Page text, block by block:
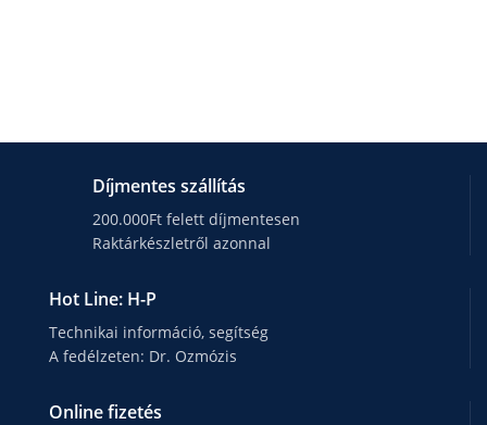
Díjmentes szállítás
200.000Ft felett díjmentesen
Raktárkészletről azonnal
Hot Line: H-P
Technikai információ, segítség
A fedélzeten: Dr. Ozmózis
Online fizetés